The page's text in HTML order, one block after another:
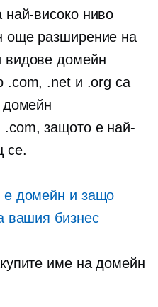
най-високо ниво
още разширение на
домейн
.com, .net и .org са
домейн
защото е най-
се.
е домейн и защо
вашия бизнес
име на домейн